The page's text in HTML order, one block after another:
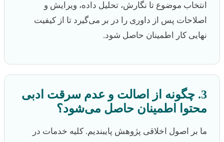
انتخاب موضوع تا نگارش، تحلیل داده، ویرایش و
اصلاحات پس از داوری را در بر می‌گیرد تا از کیفیت
نهایی کار اطمینان حاصل شود.
3. چگونه از اصالت و عدم سرقت ادبی
محتوا اطمینان حاصل می‌شود؟
ما بر اصول اخلاقی پژوهش پایبندیم. کلیه خدمات در